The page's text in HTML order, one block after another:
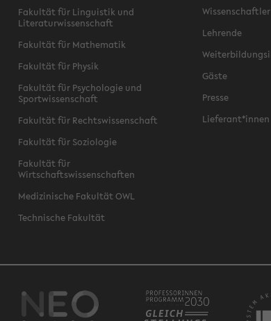
Fakultät für Linguistik und
Literaturwissenschaft
Fakultät für Mathematik
Fakultät für Physik
Fakultät für Psychologie und
Sportwissenschaft
Fakultät für Rechtswissenschaft
Fakultät für Soziologie
Fakultät für
Wirtschaftswissenschaften
Medizinische Fakultät OWL
Technische Fakultät
Lehrende
Gäste
Presse
Lieferant*innen